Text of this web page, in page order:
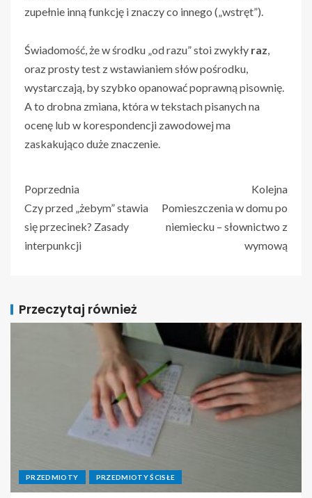
zupełnie inną funkcję i znaczy co innego („wstręt”).
Świadomość, że w środku „od razu” stoi zwykły raz
oraz prosty test z wstawianiem słów pośrodku,
wystarczają, by szybko opanować poprawną pisownię.
A to drobna zmiana, która w tekstach pisanych na
ocenę lub w korespondencji zawodowej ma
zaskakująco duże znaczenie.
Poprzednia
Czy przed „żebym” stawia
się przecinek? Zasady
interpunkcji
Kolejna
Pomieszczenia w domu po
niemiecku – słownictwo z
wymową
Przeczytaj również
PRZEDMIOTY PRZEDMIOTY ŚCISŁE